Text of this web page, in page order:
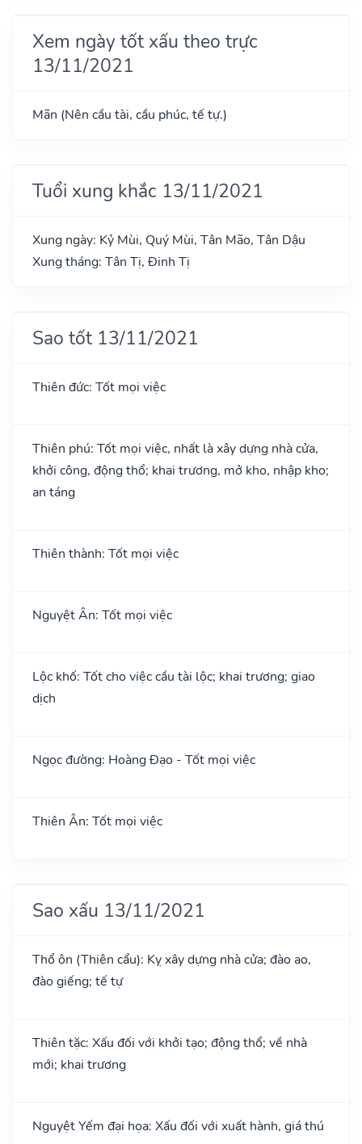
Xem ngày tốt xấu theo trực
13/11/2021
Mãn (Nên cầu tài, cầu phúc, tế tự.)
Tuổi xung khắc 13/11/2021
Xung ngày: Kỷ Mùi, Quý Mùi, Tân Mão, Tân Dậu
Xung tháng: Tân Tị, Đinh Tị
Sao tốt 13/11/2021
Thiên đức: Tốt mọi việc
Thiên phú: Tốt mọi việc, nhất là xây dựng nhà cửa,
khởi công, động thổ; khai trương, mở kho, nhập kho;
an táng
Thiên thành: Tốt mọi việc
Nguyệt Ân: Tốt mọi việc
Lộc khố: Tốt cho việc cầu tài lộc; khai trương; giao
dịch
Ngọc đường: Hoàng Đạo - Tốt mọi việc
Thiên Ân: Tốt mọi việc
Sao xấu 13/11/2021
Thổ ôn (Thiên cẩu): Kỵ xây dựng nhà cửa; đào ao,
đào giếng; tế tự
Thiên tặc: Xấu đối với khởi tạo; động thổ; về nhà
mới; khai trương
Nguyệt Yếm đại họa: Xấu đối với xuất hành, giá thú